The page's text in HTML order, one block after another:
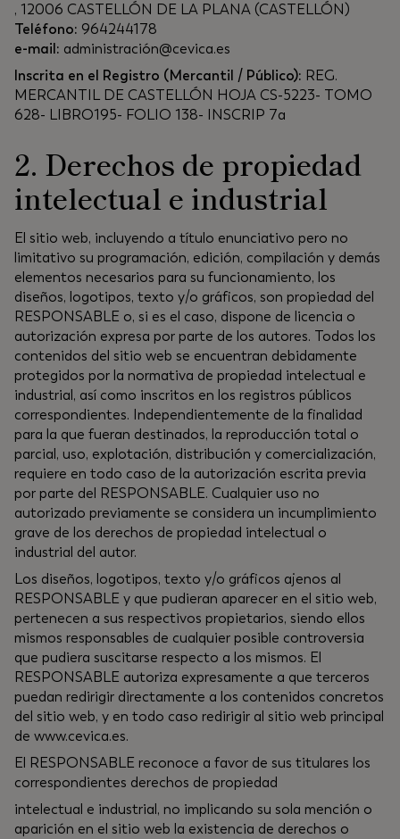
, 12006 CASTELLÓN DE LA PLANA (CASTELLÓN)
Teléfono: 964244178
e-mail: administración@cevica.es
Inscrita en el Registro (Mercantil / Público): REG.
MERCANTIL DE CASTELLÓN HOJA CS-5223- TOMO
628- LIBRO195- FOLIO 138- INSCRIP 7a
2. Derechos de propiedad
intelectual e industrial
El sitio web, incluyendo a título enunciativo pero no
limitativo su programación, edición, compilación y demás
elementos necesarios para su funcionamiento, los
diseños, logotipos, texto y/o gráficos, son propiedad del
RESPONSABLE o, si es el caso, dispone de licencia o
autorización expresa por parte de los autores. Todos los
contenidos del sitio web se encuentran debidamente
protegidos por la normativa de propiedad intelectual e
industrial, así como inscritos en los registros públicos
correspondientes. Independientemente de la finalidad
para la que fueran destinados, la reproducción total o
parcial, uso, explotación, distribución y comercialización,
requiere en todo caso de la autorización escrita previa
por parte del RESPONSABLE. Cualquier uso no
autorizado previamente se considera un incumplimiento
grave de los derechos de propiedad intelectual o
industrial del autor.
Los diseños, logotipos, texto y/o gráficos ajenos al
RESPONSABLE y que pudieran aparecer en el sitio web,
pertenecen a sus respectivos propietarios, siendo ellos
mismos responsables de cualquier posible controversia
que pudiera suscitarse respecto a los mismos. El
RESPONSABLE autoriza expresamente a que terceros
puedan redirigir directamente a los contenidos concretos
del sitio web, y en todo caso redirigir al sitio web principal
de www.cevica.es.
El RESPONSABLE reconoce a favor de sus titulares los
correspondientes derechos de propiedad
intelectual e industrial, no implicando su sola mención o
aparición en el sitio web la existencia de derechos o